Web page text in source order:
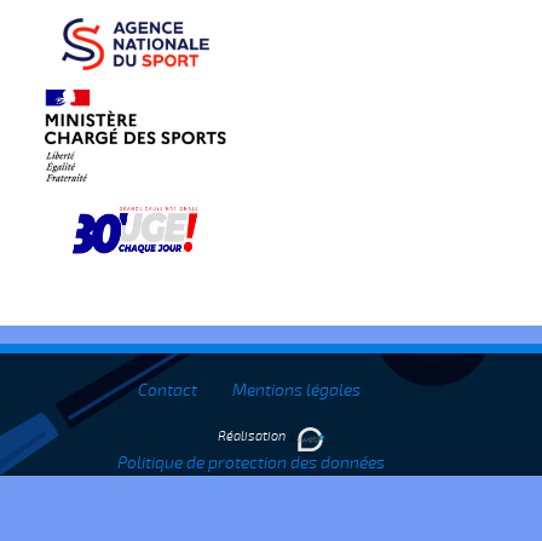
Contact Mentions légales
Politique de protection des données
Réalisation